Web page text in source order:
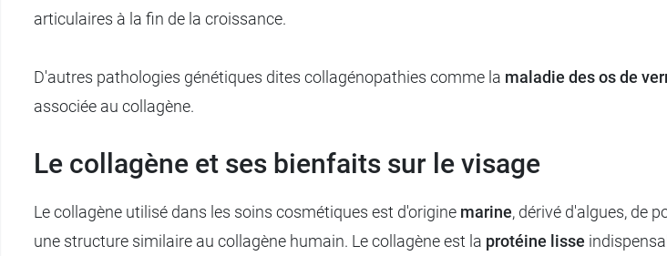
articulaires à la fin de la croissance.
D'autres pathologies génétiques dites collagénopathies comme la maladie des os de
associée au collagène.
Le collagène et ses bienfaits sur le visage
Le collagène utilisé dans les soins cosmétiques est d'origine marine, dérivé d'algues, de
une structure similaire au collagène humain. Le collagène est la protéine lisse